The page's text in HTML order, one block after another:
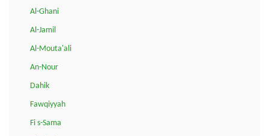
Al-Ghani
Al-Jamil
Al-Mouta'ali
An-Nour
Dahik
Fawqiyyah
Fi s-Sama